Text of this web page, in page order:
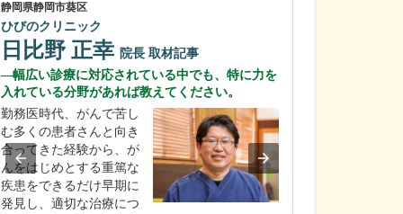
静岡県静岡市葵区
ひびのクリニック
日比野 正幸 院長 取材記事
幅広い診療に対応されている中でも、特に力を
入れている分野があれば教えてください。
勤務医時代、がんで苦し
む多くの患者さんと向き
合ってきた経験から、が
んをはじめとする重篤な
疾患をできるだけ早期に
発見し、適切な治療につ